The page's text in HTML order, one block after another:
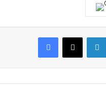
Facebook
X